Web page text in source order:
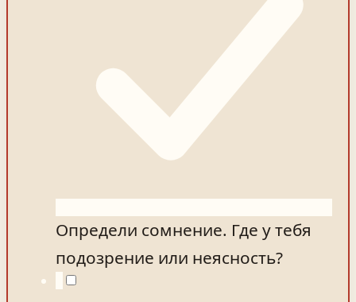
Определи сомнение. Где у тебя
подозрение или неясность?